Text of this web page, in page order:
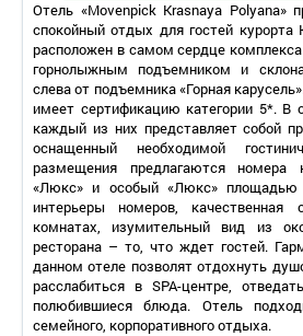
Отель «Movenpick Krasnaya Polyana»
спокойный отдых для гостей курорта
расположен в самом сердце
горнолыжным подъемником и
слева от подъемника «Горная
имеет сертификацию категории 5*. В
каждый из них представляет собой
оснащенный необходимой
размещения предлагаются номера
«Люкс» и особый «Люкс»
интерьеры номеров, качественная
комнатах, изумительный вид из
ресторана – то, что ждет гостей.
данном отеле позволят отдохнуть
расслабиться в SPA-центре,
полюбившиеся блюда. Отель
семейного, корпоративного отдыха.